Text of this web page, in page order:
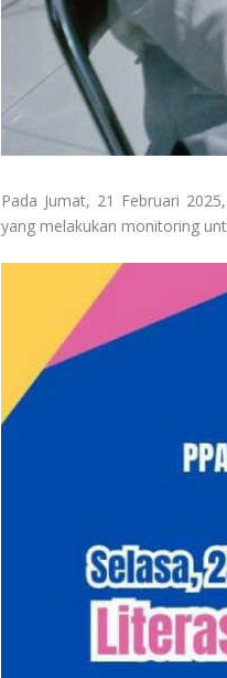
Pada Jumat, 21 Februari
yang melakukan monitoring